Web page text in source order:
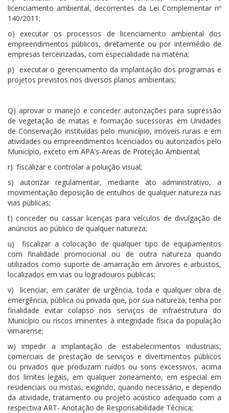
licenciamento ambiental, decorrentes da Lei Complementar nº
140/2011;
o) executar os processos de licenciamento ambiental dos
empreendimentos públicos, diretamente ou por intermédio de
empresas terceirizadas, com especialidade na matéria;
p) executar o gerenciamento da implantação dos programas e
projetos previstos nos diversos planos ambientais;
Q) aprovar o manejo e conceder autorizações para supressão
de vegetação de matas e formação sucessoras em Unidades
de Conservação instituídas pelo município, imóveis rurais e em
atividades ou empreendimentos licenciados ou autorizados pelo
Município, exceto em APA’s-Areas de Proteção Ambiental;
r) fiscalizar e controlar a poluição visual;
s) autorizar regulamentar, mediante ato administrativo, a
movimentação deposição de entulhos de qualquer natureza nas
vias públicas;
t) conceder ou cassar licenças para veículos de divulgação de
anúncios ao público de qualquer natureza;
u) fiscalizar a colocação de qualquer tipo de equipamentos
com finalidade promocional ou de outra natureza quando
utilizados como suporte de amarração em árvores e arbustos,
localizados em vias ou logradouros públicas;
v) licenciar, em caráter de urgência, toda e qualquer obra de
emergência, pública ou privada que, por sua natureza, tenha por
finalidade evitar colapso nos serviços de infraestrutura do
Município ou riscos iminentes à integridade física da população
vimarense;
w) impedir a implantação de estabelecimentos industriais,
comerciais de prestação de serviços e divertimentos públicos
ou privados que produzam ruídos ou sons excessivos, acima
dos limites legais, em qualquer zoneamento, em especial em
residenciais ou mistas, exigindo, quando necessário, e dependo
da atividade, tratamento ou projeto acústico adequado com a
respectiva ART- Anotação de Responsabilidade Técnica;